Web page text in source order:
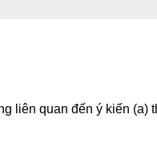
liên quan đến ý kiến (a)